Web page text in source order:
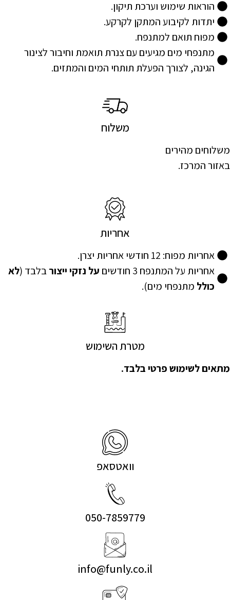
הוראות שימוש וערכת תיקון.
יתדות לקיבוע המתקן לקרקע.
מפוח תואם למתנפח.
מתנפחי מים מגיעים עם צנרת תואמת וחיבור לצינור
הגינה, לצורך הפעלת תותחי המים והמתזים.
משלוח
משלוחים מהירים
באזור המרכז.
אחריות
אחריות מפוח: 12 חודשי אחריות יצרן.
אחריות על המתנפח 3 חודשים
על נזקי ייצורבלבד (לא
כולל מתנפחי מים).
מטרת השימוש
מתאים לשימוש פרטי בלבד.
וואטסאפ
050-7859779
info@funly.co.il